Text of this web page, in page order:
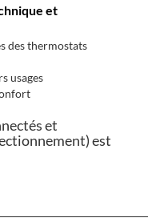
et
des thermostats
usages
et
est